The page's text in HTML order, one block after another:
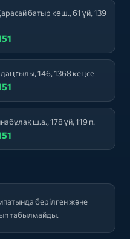
батыр көш., 61 үй, 139
146, 1368 кеңсе
ш.а., 178 үй, 119 п.
берілген және
табылмайды.